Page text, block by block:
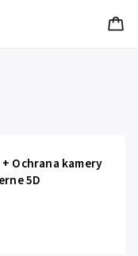
Ochrana kamery
5D